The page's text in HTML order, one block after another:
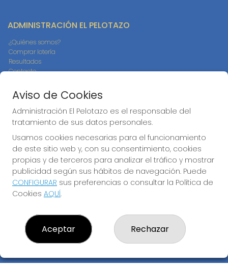
ADMINISTRACIÓN EL PELOTAZO
¿Quiénes somos?
Comprar lotería
Resultados
Contacto
Compra en SELAE
Peñas
Boletos digitales
Acceso
CONTACTO
ADMINISTRACION DE LOTERIAS: 17-CADIZ - RECEPTOR
OFICIAL: 21300
956073495
info@administracionelpelotazo.es
Callejones Cardoso nº12
Cádiz, 11002
Aviso de Cookies
Administración El Pelotazo es el responsable del
tratamiento de sus datos personales.
Usamos cookies necesarias para el funcionamiento
de este sitio web y, con su consentimiento, cookies
propias y de terceros para analizar el tráfico y mostrar
publicidad según sus hábitos de navegación. Puede
CONFIGURAR sus preferencias o consultar la Política de
Cookies AQUÍ.
Aceptar Rechazar